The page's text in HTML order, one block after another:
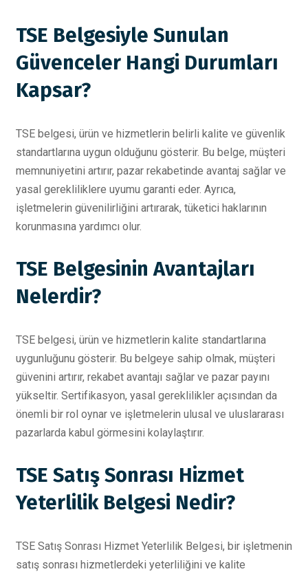
TSE Belgesiyle Sunulan
Güvenceler Hangi Durumları
Kapsar?
TSE belgesi, ürün ve hizmetlerin belirli kalite ve güvenlik
standartlarına uygun olduğunu gösterir. Bu belge, müşteri
memnuniyetini artırır, pazar rekabetinde avantaj sağlar ve
yasal gerekliliklere uyumu garanti eder. Ayrıca,
işletmelerin güvenilirliğini artırarak, tüketici haklarının
korunmasına yardımcı olur.
TSE Belgesinin Avantajları
Nelerdir?
TSE belgesi, ürün ve hizmetlerin kalite standartlarına
uygunluğunu gösterir. Bu belgeye sahip olmak, müşteri
güvenini artırır, rekabet avantajı sağlar ve pazar payını
yükseltir. Sertifikasyon, yasal gereklilikler açısından da
önemli bir rol oynar ve işletmelerin ulusal ve uluslararası
pazarlarda kabul görmesini kolaylaştırır.
TSE Satış Sonrası Hizmet
Yeterlilik Belgesi Nedir?
TSE Satış Sonrası Hizmet Yeterlilik Belgesi, bir işletmenin
satış sonrası hizmetlerdeki yeterliliğini ve kalite